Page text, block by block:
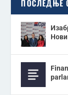
ПОСЛЕДЊЕ